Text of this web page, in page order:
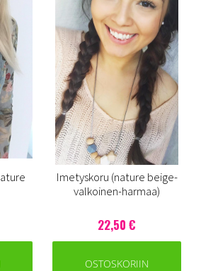
Imetyskoru (nature beige-
valkoinen-harmaa)
22,50 €
OSTOSKORIIN